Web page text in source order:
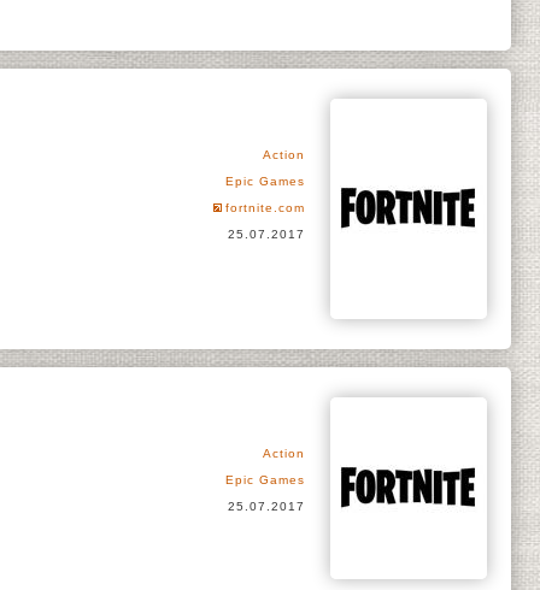
Action
Epic Games
fortnite.com
25.07.2017
Action
Epic Games
25.07.2017